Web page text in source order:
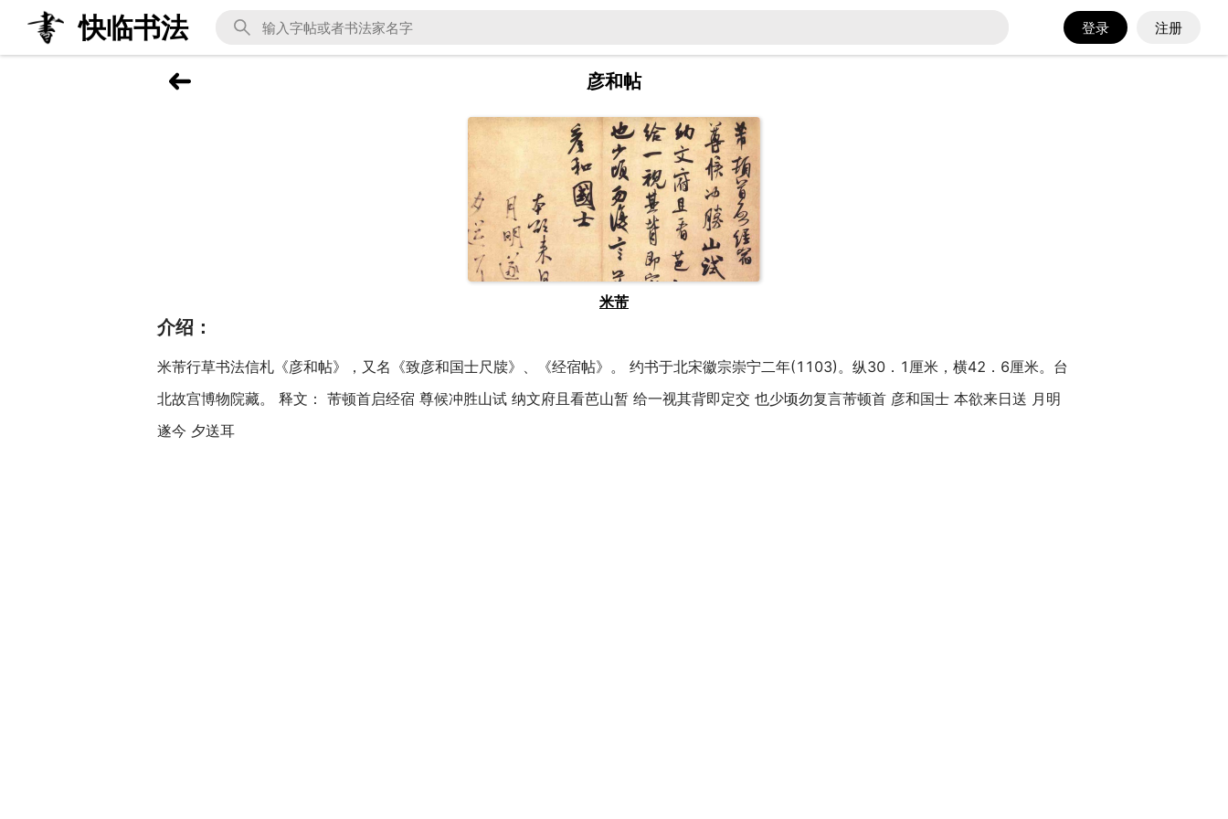
快临书法 注册
登录
彦和帖
米芾
介绍：
米芾行草书法信札《彦和帖》，又名《致彦和国士尺牍》、《经宿帖》。 约书于北宋徽宗崇宁二年(1103)。纵30．1厘米，横42．6厘米。台
北故宫博物院藏。 释文： 芾顿首启经宿 尊候冲胜山试 纳文府且看芭山暂 给一视其背即定交 也少顷勿复言芾顿首 彦和国士 本欲来日送 月明
遂今 夕送耳